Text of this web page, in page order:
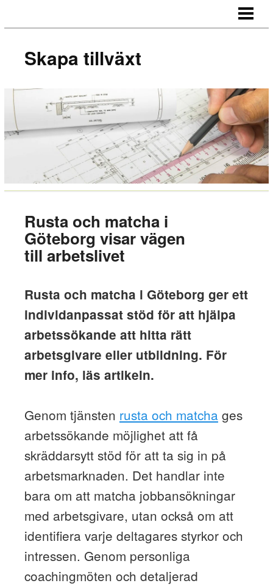
MOTIVERA MEDARBETARE
OUTSOURCA
BLOGG
Skapa tillväxt
Rusta och matcha i
Göteborg visar vägen
till arbetslivet
Rusta och matcha i Göteborg ger ett
individanpassat stöd för att hjälpa
arbetssökande att hitta rätt
arbetsgivare eller utbildning. För
mer info, läs artikeln.
Genom tjänsten rusta och matcha ges
arbetssökande möjlighet att få
skräddarsytt stöd för att ta sig in på
arbetsmarknaden. Det handlar inte
bara om att matcha jobbansökningar
med arbetsgivare, utan också om att
identifiera varje deltagares styrkor och
intressen. Genom personliga
coachingmöten och detaljerad